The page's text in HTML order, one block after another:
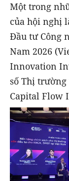
Một trong
của hội nghị
Đầu tư Công
Nam 2026
Innovation
số Thị
Capital Flow